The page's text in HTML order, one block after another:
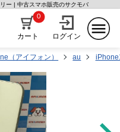
ー | 中古スマホ販売のサクモバ
カート
0
ログイン
（アイフォン） au